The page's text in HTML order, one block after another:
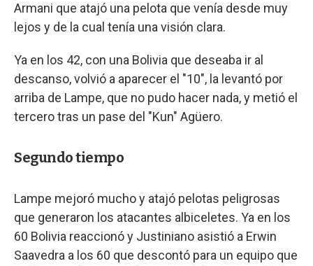
Armani que atajó una pelota que venía desde muy
lejos y de la cual tenía una visión clara.
Ya en los 42, con una Bolivia que deseaba ir al
descanso, volvió a aparecer el "10", la levantó por
arriba de Lampe, que no pudo hacer nada, y metió el
tercero tras un pase del "Kun" Agüero.
Segundo tiempo
Lampe mejoró mucho y atajó pelotas peligrosas
que generaron los atacantes albiceletes. Ya en los
60 Bolivia reaccionó y Justiniano asistió a Erwin
Saavedra a los 60 que descontó para un equipo que